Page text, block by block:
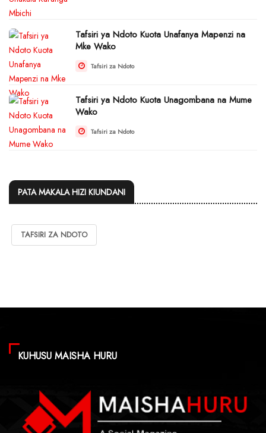
Tafsiri ya Ndoto Kuota Unafanya Mapenzi na
Mke Wako
Tafsiri za Ndoto
Tafsiri ya Ndoto Kuota Unagombana na Mume
Wako
Tafsiri za Ndoto
PATA MAKALA HIZI KIUNDANI
TAFSIRI ZA NDOTO
KUHUSU MAISHA HURU